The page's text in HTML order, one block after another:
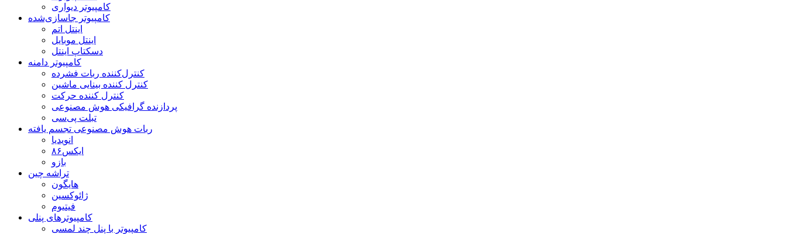
کامپیوتر دیواری
کامپیوتر جاسازی‌شده
اینتل اتم
اینتل موبایل
دسکتاپ اینتل
کامپیوتر دامنه
کنترل‌کننده ربات فشرده
کنترل کننده بینایی ماشین
کنترل کننده حرکت
پردازنده گرافیکی هوش مصنوعی
تبلت پی‌سی
ربات هوش مصنوعی تجسم یافته
انویدیا
ایکس۸۶
بازو
تراشه چین
هایگون
ژائوکسین
فیتیوم
کامپیوترهای پنلی
کامپیوتر با پنل چند لمسی